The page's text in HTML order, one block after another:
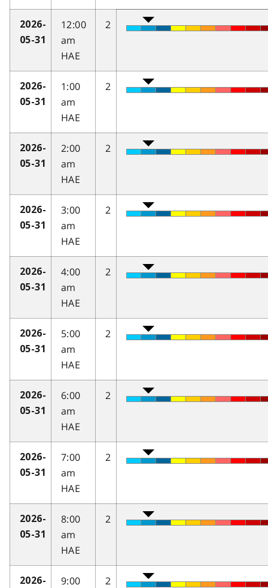
2026-
05-31
12:00
am
HAE
2
2026-
05-31
1:00
am
HAE
2
2026-
05-31
2:00
am
HAE
2
2026-
05-31
3:00
am
HAE
2
2026-
05-31
4:00
am
HAE
2
2026-
05-31
5:00
am
HAE
2
2026-
05-31
6:00
am
HAE
2
2026-
05-31
7:00
am
HAE
2
2026-
05-31
8:00
am
HAE
2
2026-
9:00
2